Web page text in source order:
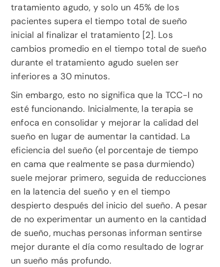
tratamiento agudo, y solo un 45% de los
pacientes supera el tiempo total de sueño
inicial al finalizar el tratamiento [2]. Los
cambios promedio en el tiempo total de sueño
durante el tratamiento agudo suelen ser
inferiores a 30 minutos.
Sin embargo, esto no significa que la TCC-I no
esté funcionando. Inicialmente, la terapia se
enfoca en consolidar y mejorar la calidad del
sueño en lugar de aumentar la cantidad. La
eficiencia del sueño (el porcentaje de tiempo
en cama que realmente se pasa durmiendo)
suele mejorar primero, seguida de reducciones
en la latencia del sueño y en el tiempo
despierto después del inicio del sueño. A pesar
de no experimentar un aumento en la cantidad
de sueño, muchas personas informan sentirse
mejor durante el día como resultado de lograr
un sueño más profundo.